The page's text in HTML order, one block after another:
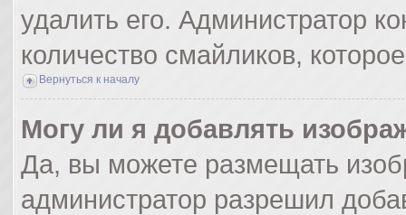
удалить его. Администратор
количество смайликов,
Вернуться к началу
Могу ли я добавлять
Да, вы можете размещать
администратор разрешил